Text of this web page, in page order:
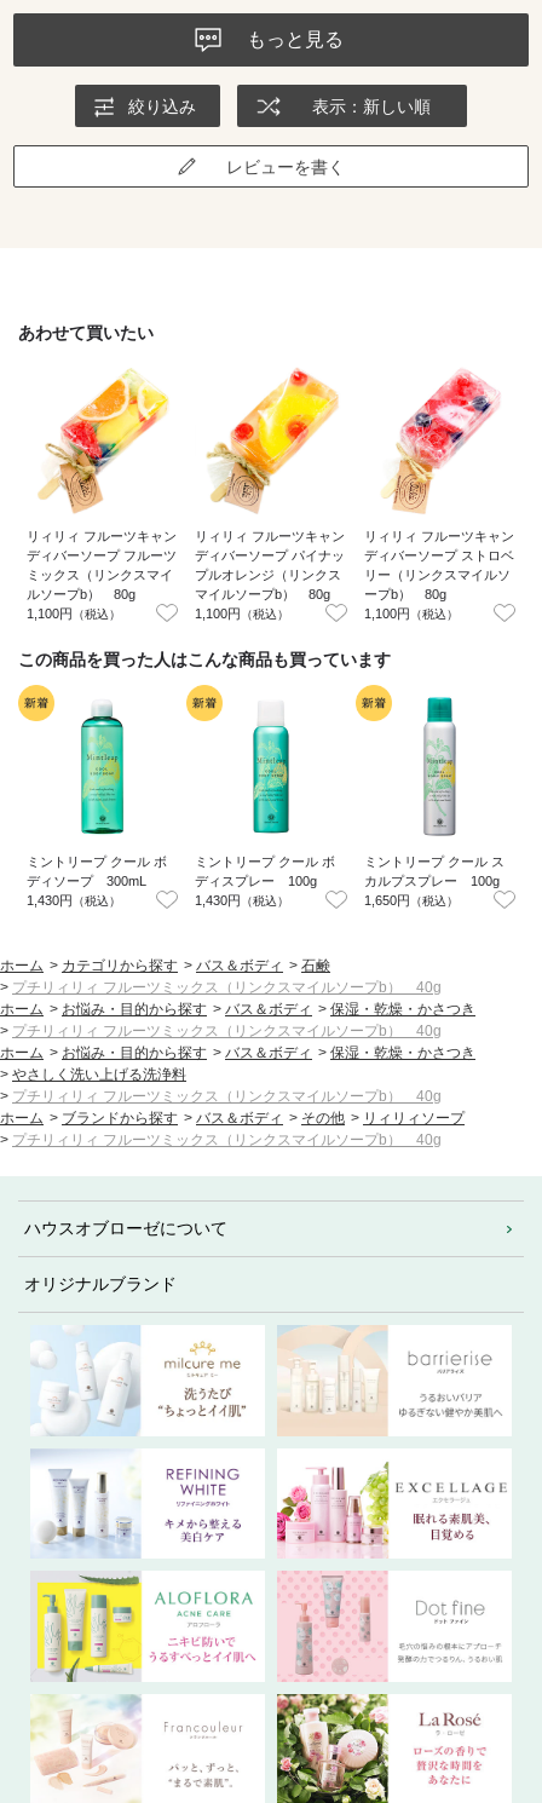
もっと見る
絞り込み 表示：新しい順
レビューを書く
あわせて買いたい
リィリィ フルーツキャン
ディバーソープ フルーツ
ミックス（リンクスマイ
ルソープb） 80g
1,100円 （税込）
リィリィ フルーツキャン
ディバーソープ パイナッ
プルオレンジ（リンクス
マイルソープb） 80g
1,100円
（税込）
リィリィ フルーツキャン
ディバーソープ ストロベ
リー（リンクスマイルソ
ープb） 80g
1,100円 （税込）
この商品を買った人はこんな商品も買っています
ミントリープ クール ボ
ディソープ 300mL
1,430円 （税込）
ミントリープ クール ボ
ディスプレー 100g
1,430円
（税込）
ミントリープ クール ス
カルプスプレー 100g
1,650円 （税込）
ホーム > カテゴリから探す > バス＆ボディ > 石鹸
> プチリィリィ フルーツミックス（リンクスマイルソープb） 40g
ホーム > お悩み・目的から探す > バス＆ボディ > 保湿・乾燥・かさつき
> プチリィリィ フルーツミックス（リンクスマイルソープb） 40g
ホーム > お悩み・目的から探す > バス＆ボディ > 保湿・乾燥・かさつき
> やさしく洗い上げる洗浄料
> プチリィリィ フルーツミックス（リンクスマイルソープb） 40g
ホーム > ブランドから探す > バス＆ボディ > その他 > リィリィソープ
> プチリィリィ フルーツミックス（リンクスマイルソープb） 40g
ハウスオブローゼについて
オリジナルブランド